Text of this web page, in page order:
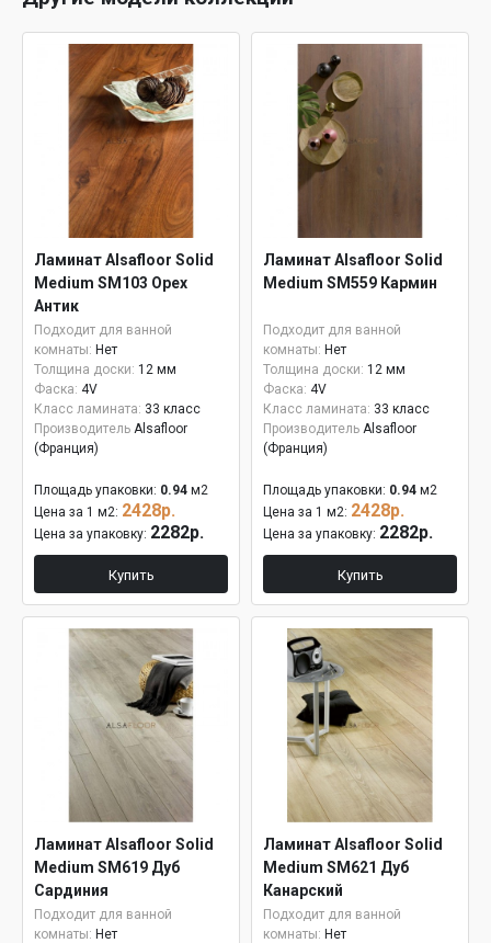
Ламинат Alsafloor Solid
Medium SM103 Орех
Антик
Подходит для ванной
комнаты: Нет
Толщина доски: 12 мм
Фаска: 4V
Класс ламината: 33 класс
Производитель Alsafloor
(Франция)
Площадь упаковки: 0.94 м2
Цена за 1 м2: 2428р.
Цена за упаковку: 2282р.
Купить
Ламинат Alsafloor Solid
Medium SM559 Кармин
Подходит для ванной
комнаты: Нет
Толщина доски: 12 мм
Фаска: 4V
Класс ламината: 33 класс
Производитель Alsafloor
(Франция)
Площадь упаковки: 0.94 м2
Цена за 1 м2: 2428р.
Цена за упаковку: 2282р.
Купить
Ламинат Alsafloor Solid
Medium SM619 Дуб
Сардиния
Подходит для ванной
комнаты: Нет
Ламинат Alsafloor Solid
Medium SM621 Дуб
Канарский
Подходит для ванной
комнаты: Нет